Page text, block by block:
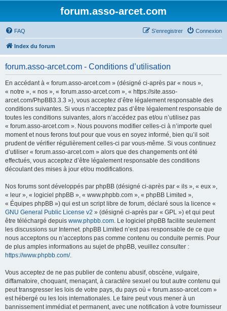
forum.asso-arcet.com
FAQ Connexion
S’enregistrer
Index du forum
forum.asso-arcet.com - Conditions d’utilisation
En accédant à « forum.asso-arcet.com » (désigné ci-après par « nous »,
« notre », « nos », « forum.asso-arcet.com », « https://site.asso-
arcet.com/PhpBB3.3.3 »), vous acceptez d’être légalement responsable des
conditions suivantes. Si vous n’acceptez pas d’être légalement responsable de
toutes les conditions suivantes, alors n’accédez pas et/ou n’utilisez pas
« forum.asso-arcet.com ». Nous pouvons modifier celles-ci à n’importe quel
moment et nous ferons tout pour que vous en soyez informé, bien qu’il soit
prudent de vérifier régulièrement celles-ci par vous-même. Si vous continuez
d’utiliser « forum.asso-arcet.com » alors que des changements ont été
effectués, vous acceptez d’être légalement responsable des conditions
découlant des mises à jour et/ou modifications.
Nos forums sont développés par phpBB (désigné ci-après par « ils », « eux »,
« leur », « logiciel phpBB », « www.phpbb.com », « phpBB Limited »,
« Équipes phpBB ») qui est un script libre de forum, déclaré sous la licence «
GNU General Public License v2 » (désigné ci-après par « GPL ») et qui peut
être téléchargé depuis www.phpbb.com. Le logiciel phpBB facilite seulement
les discussions sur Internet. phpBB Limited n’est pas responsable de ce que
nous acceptons ou n’acceptons pas comme contenu ou conduite permis. Pour
de plus amples informations au sujet de phpBB, veuillez consulter :
https://www.phpbb.com/.
Vous acceptez de ne pas publier de contenu abusif, obscène, vulgaire,
diffamatoire, choquant, menaçant, à caractère sexuel ou tout autre contenu qui
peut transgresser les lois de votre pays, du pays où « forum.asso-arcet.com »
est hébergé ou les lois internationales. Le faire peut vous mener à un
bannissement immédiat et permanent, avec une notification à votre fournisseur